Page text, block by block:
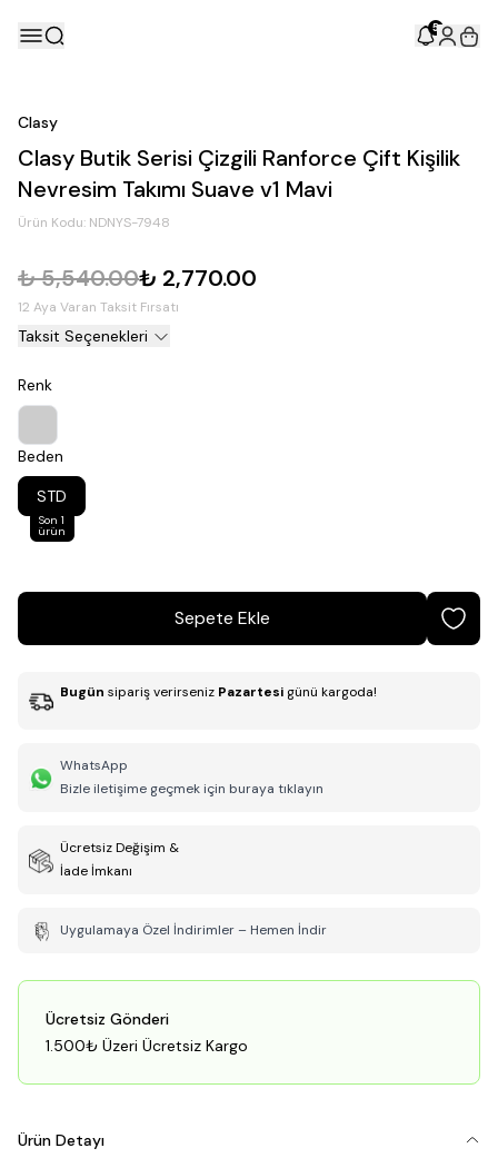
5
Clasy
Clasy Butik Serisi Çizgili Ranforce Çift Kişilik
Nevresim Takımı Suave v1 Mavi
Ürün Kodu: NDNYS-7948
₺ 5,540.00₺ 2,770.00
12 Aya Varan Taksit Fırsatı
Taksit Seçenekleri
Renk
Beden
STD
Son 1
ürün
Sepete Ekle
Bugün sipariş verirseniz Pazartesi günü kargoda!
WhatsApp
Bizle iletişime geçmek için buraya tıklayın
Ücretsiz Değişim &
İade İmkanı
Uygulamaya Özel İndirimler – Hemen İndir
Ücretsiz Gönderi
1.500₺ Üzeri Ücretsiz Kargo
Ürün Detayı